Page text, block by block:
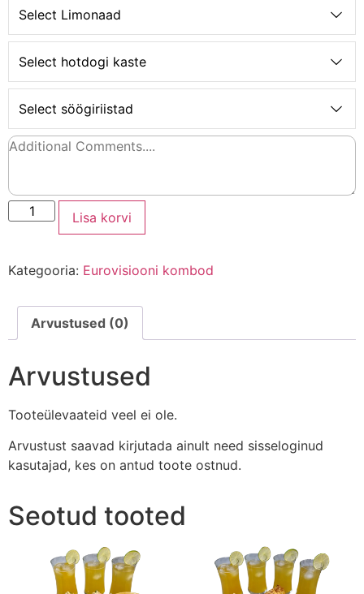
Select Limonaad
Select hotdogi kaste
Select söögiriistad
Lisa korvi
Kategooria: Eurovisiooni kombod
Arvustused (0)
Arvustused
Tooteülevaateid veel ei ole.
Arvustust saavad kirjutada ainult need sisseloginud
kasutajad, kes on antud toote ostnud.
Seotud tooted